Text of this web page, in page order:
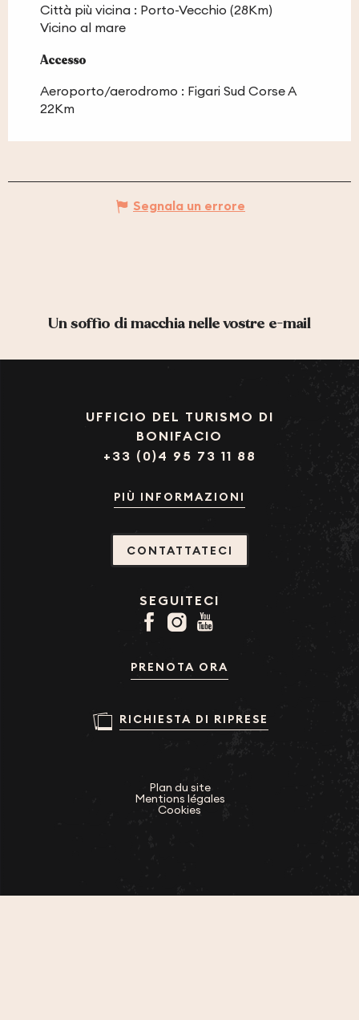
Città più vicina : Porto-Vecchio (28Km)
Vicino al mare
Accesso
Accesso
Aeroporto/aerodromo : Figari Sud Corse A
22Km
Segnala un errore
Un soffio di macchia nelle vostre e-mail
UFFICIO DEL TURISMO DI
BONIFACIO
+33 (0)4 95 73 11 88
PIÙ INFORMAZIONI
CONTATTATECI
SEGUITECI
PRENOTA ORA
RICHIESTA DI RIPRESE
Plan du site
Mentions légales
Cookies